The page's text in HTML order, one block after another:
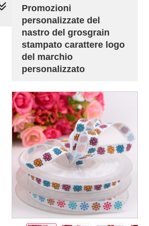
Promozioni
personalizzate del
nastro del grosgrain
stampato carattere logo
del marchio
personalizzato